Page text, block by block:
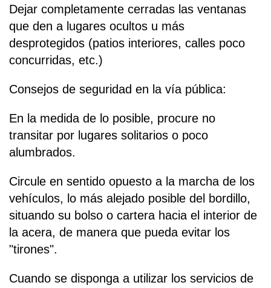
Dejar completamente cerradas las ventanas
que den a lugares ocultos u más
desprotegidos (patios interiores, calles poco
concurridas, etc.)
Consejos de seguridad en la vía pública:
En la medida de lo posible, procure no
transitar por lugares solitarios o poco
alumbrados.
Circule en sentido opuesto a la marcha de los
vehículos, lo más alejado posible del bordillo,
situando su bolso o cartera hacia el interior de
la acera, de manera que pueda evitar los
"tirones".
Cuando se disponga a utilizar los servicios de